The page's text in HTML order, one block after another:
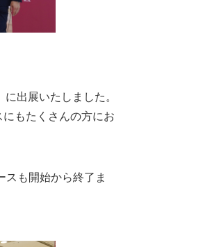
出展いたしました。
もたくさんの方にお
も開始から終了ま